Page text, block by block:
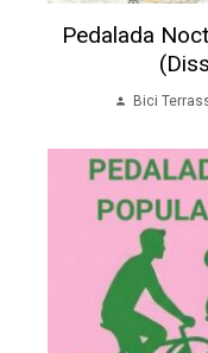
Pedalada
Bici